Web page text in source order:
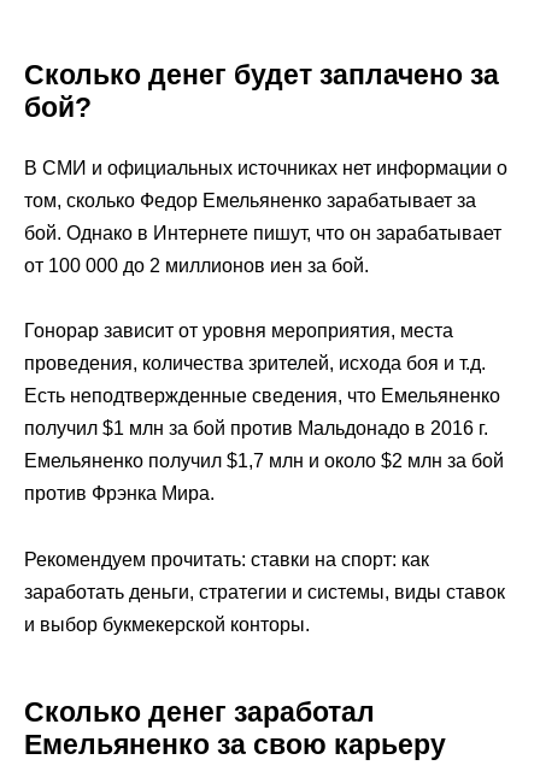
Сколько денег будет заплачено за
бой?
В СМИ и официальных источниках нет информации о
том, сколько Федор Емельяненко зарабатывает за
бой. Однако в Интернете пишут, что он зарабатывает
от 100 000 до 2 миллионов иен за бой.
Гонорар зависит от уровня мероприятия, места
проведения, количества зрителей, исхода боя и т.д.
Есть неподтвержденные сведения, что Емельяненко
получил $1 млн за бой против Мальдонадо в 2016 г.
Емельяненко получил $1,7 млн и около $2 млн за бой
против Фрэнка Мира.
Рекомендуем прочитать: ставки на спорт: как
заработать деньги, стратегии и системы, виды ставок
и выбор букмекерской конторы.
Сколько денег заработал
Емельяненко за свою карьеру